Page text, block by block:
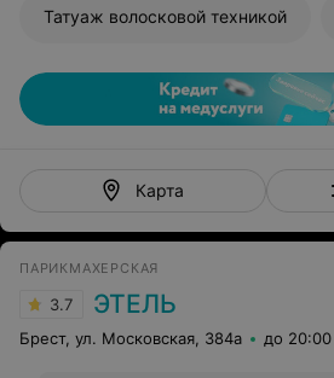
Татуаж волосковой техникой
Карта
ПАРИКМАХЕРСКАЯ
3.7 ЭТЕЛЬ
Брест, ул. Московская, 384а до 20:00